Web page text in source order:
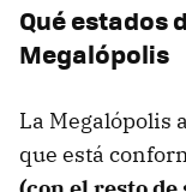
Qué estados
Megalópolis
La Megalópolis
que está